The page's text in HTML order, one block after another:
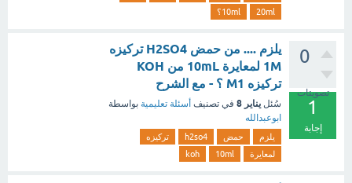
20ml
10ml؟
0
تصويتات
1
إجابة
يلزم .... من حمض H2SO4 تركيزه
1M لمعايرة 10mL من KOH
تركيزه M1 ؟ - مع الشرح
سُئل يناير 8 في تصنيف أسئلة تعليمية بواسطة
ابوعبدالله
يلزم حمض h2so4
تركيزه
لمعايرة
10ml
koh